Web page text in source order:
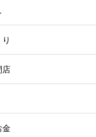
店
金